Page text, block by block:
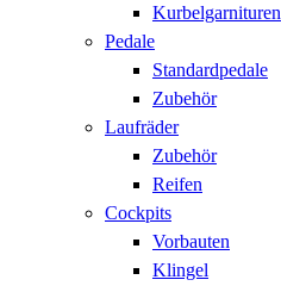
Kurbelgarnituren
Pedale
Standardpedale
Zubehör
Laufräder
Zubehör
Reifen
Cockpits
Vorbauten
Klingel